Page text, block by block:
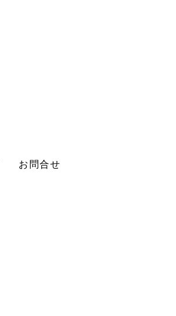
お問合せ